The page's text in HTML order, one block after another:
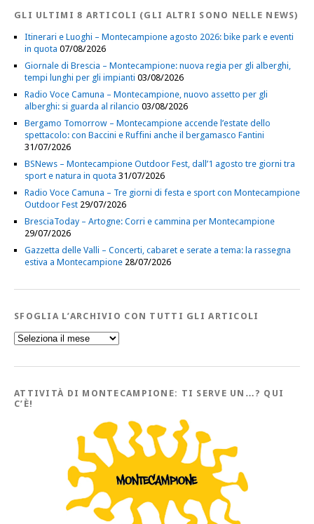
GLI ULTIMI 8 ARTICOLI (GLI ALTRI SONO NELLE NEWS)
Itinerari e Luoghi – Montecampione agosto 2026: bike park e eventi
in quota 07/08/2026
Giornale di Brescia – Montecampione: nuova regia per gli alberghi,
tempi lunghi per gli impianti 03/08/2026
Radio Voce Camuna – Montecampione, nuovo assetto per gli
alberghi: si guarda al rilancio 03/08/2026
Bergamo Tomorrow – Montecampione accende l’estate dello
spettacolo: con Baccini e Ruffini anche il bergamasco Fantini
31/07/2026
BSNews – Montecampione Outdoor Fest, dall’1 agosto tre giorni tra
sport e natura in quota 31/07/2026
Radio Voce Camuna – Tre giorni di festa e sport con Montecampione
Outdoor Fest 29/07/2026
BresciaToday – Artogne: Corri e cammina per Montecampione
29/07/2026
Gazzetta delle Valli – Concerti, cabaret e serate a tema: la rassegna
estiva a Montecampione 28/07/2026
SFOGLIA L’ARCHIVIO CON TUTTI GLI ARTICOLI
Sfoglia
l’Archivio
tutti
Articoli
ATTIVITÀ DI MONTECAMPIONE: TI SERVE UN…? QUI
C’È!